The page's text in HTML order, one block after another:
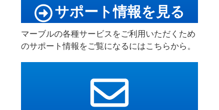
サポート情報を見る
マーブルの各種サービスをご利用いただくため
のサポート情報をご覧になるにはこちらから。